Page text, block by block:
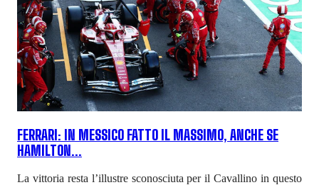
FERRARI: IN MESSICO FATTO IL MASSIMO, ANCHE SE
HAMILTON...
La vittoria resta l’illustre sconosciuta per il Cavallino in questo